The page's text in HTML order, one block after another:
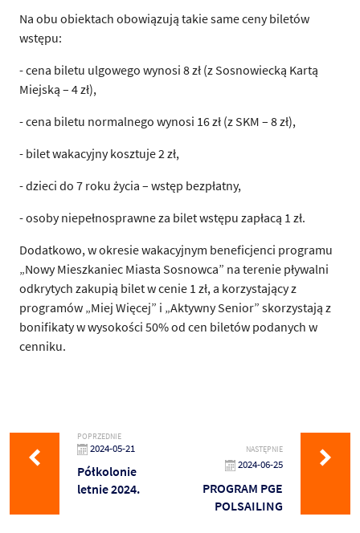
Na obu obiektach obowiązują takie same ceny biletów
wstępu:
- cena biletu ulgowego wynosi 8 zł (z Sosnowiecką Kartą
Miejską – 4 zł),
- cena biletu normalnego wynosi 16 zł (z SKM – 8 zł),
- bilet wakacyjny kosztuje 2 zł,
- dzieci do 7 roku życia – wstęp bezpłatny,
- osoby niepełnosprawne za bilet wstępu zapłacą 1 zł.
Dodatkowo, w okresie wakacyjnym beneficjenci programu
„Nowy Mieszkaniec Miasta Sosnowca” na terenie pływalni
odkrytych zakupią bilet w cenie 1 zł, a korzystający z
programów „Miej Więcej” i „Aktywny Senior” skorzystają z
bonifikaty w wysokości 50% od cen biletów podanych w
cenniku.
POPRZEDNIE
2024-05-21
Półkolonie
letnie 2024.
NASTĘPNIE
2024-06-25
PROGRAM PGE
POLSAILING